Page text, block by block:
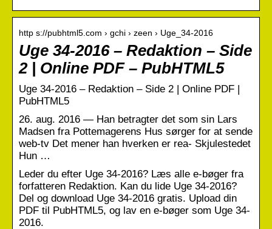
http s://pubhtml5.com › gchi › zeen › Uge_34-2016
Uge 34-2016 – Redaktion – Side
2 | Online PDF – PubHTML5
Uge 34-2016 – Redaktion – Side 2 | Online PDF |
PubHTML5
26. aug. 2016 — Han betragter det som sin Lars
Madsen fra Pottemagerens Hus sørger for at sende
web-tv Det mener han hverken er rea- Skjulestedet
Hun …
Leder du efter Uge 34-2016? Læs alle e-bøger fra
forfatteren Redaktion. Kan du lide Uge 34-2016?
Del og download Uge 34-2016 gratis. Upload din
PDF til PubHTML5, og lav en e-bøger som Uge 34-
2016.